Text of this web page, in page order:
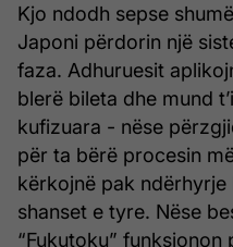
Kjo ndodh sepse
Japoni përdorin një
faza. Adhuruesit
blerë bileta dhe mund
kufizuara - nëse
për ta bërë procesin
kërkojnë pak
shanset e tyre. Nëse
“Fukutoku”